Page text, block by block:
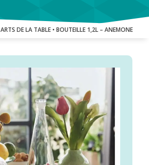
ARTS DE LA TABLE• BOUTEILLE 1,2L – ANEMONE